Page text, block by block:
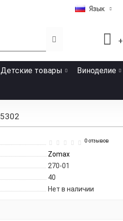
Язык
Детские товары Виноделие
0 отзывов
Zomax
270-01
40
Нет в наличии